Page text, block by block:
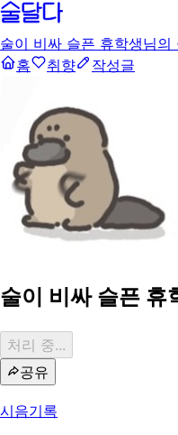
술이 비싸 슬픈 휴학생님의
홈
취향 작성글
술이 비싸 슬픈 휴
처리 중...
공유
시음기록